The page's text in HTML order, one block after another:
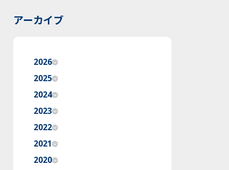
アーカイブ
2026
2025
2024
2023
2022
2021
2020